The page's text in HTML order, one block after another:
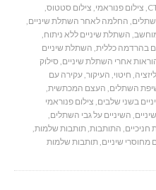
, צילום פנוראמי, צילום סטטוס,
, החלמה לאחר השתלת שיניים,
, השתלת שיניים ללא ניתוח,
בהרדמה כללית, השתלת שיניים
אחרי השתלת שיניים, סילוק
, חיטוי, העיקור,עקירה עם
השתלים, העצם המכתשית,
בשני שלבים, צילום פנוראמי
, השיניים על גבי השתלים,
, התותבות,תותבות שלמות,
מחוסרי שיניים,תותבות שלמות